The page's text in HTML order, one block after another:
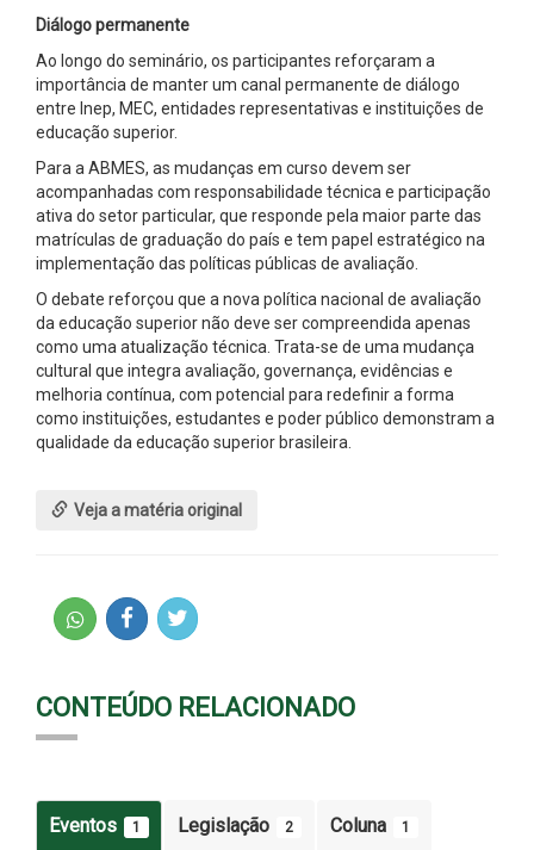
Diálogo permanente
Ao longo do seminário, os participantes reforçaram a
importância de manter um canal permanente de diálogo
entre Inep, MEC, entidades representativas e instituições de
educação superior.
Para a ABMES, as mudanças em curso devem ser
acompanhadas com responsabilidade técnica e participação
ativa do setor particular, que responde pela maior parte das
matrículas de graduação do país e tem papel estratégico na
implementação das políticas públicas de avaliação.
O debate reforçou que a nova política nacional de avaliação
da educação superior não deve ser compreendida apenas
como uma atualização técnica. Trata-se de uma mudança
cultural que integra avaliação, governança, evidências e
melhoria contínua, com potencial para redefinir a forma
como instituições, estudantes e poder público demonstram a
qualidade da educação superior brasileira.
Veja a matéria original
CONTEÚDO RELACIONADO
Eventos 1 Legislação 2 Coluna 1